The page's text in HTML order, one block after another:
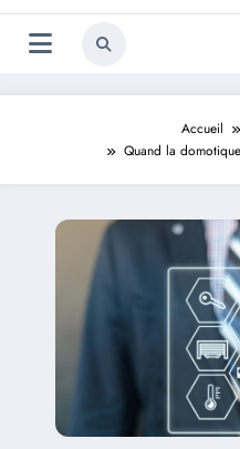
Accueil
Quand la